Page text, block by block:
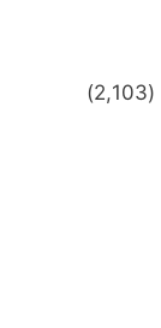
(2,103)